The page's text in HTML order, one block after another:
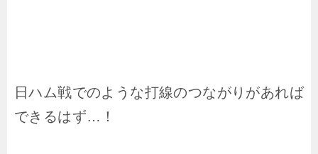
日ハム戦でのような打線のつながりがあれば
できるはず…！